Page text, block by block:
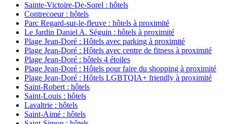
Sainte-Victoire-De-Sorel : hôtels
Contrecoeur : hôtels
Parc Regard-sur-le-fleuve : hôtels à proximité
Le Jardin Daniel A. Séguin : hôtels à proximité
Plage Jean-Doré : Hôtels avec parking à proximité
Plage Jean-Doré : Hôtels avec centre de fitness à proximité
Plage Jean-Doré : hôtels 4 étoiles
Plage Jean-Doré : Hôtels pour faire du shopping à proximité
Plage Jean-Doré : Hôtels LGBTQIA+ friendly à proximité
Saint-Robert : hôtels
Saint-Louis : hôtels
Lavaltrie : hôtels
Saint-Aimé : hôtels